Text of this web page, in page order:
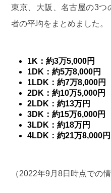
東京、大阪、名古屋の3つ
者の平均をまとめました。
1K：約3万5,000円
1DK：約5万8,000円
1LDK：約7万8,000円
2DK：約10万5,000円
2LDK：約13万円
3DK：約15万6,000円
3LDK：約18万円
4LDK：約21万8,000円
（2022年9月8日時点での